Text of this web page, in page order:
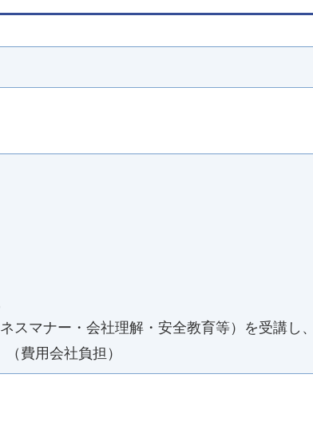
マナー・会社理解・安全教育等）を受講し
費用会社負担）